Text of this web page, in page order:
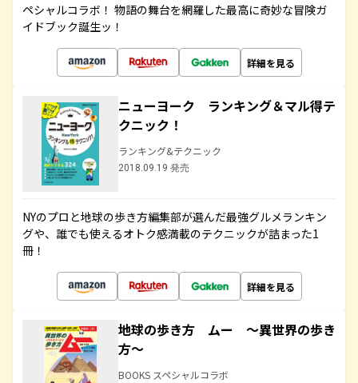
ペシャルコラボ！ 物語の舞台を網羅した最高に奇妙な冒険ガ
イドブック誕生ッ！
詳細を見る
ニューヨーク ランキング＆マル得テ
クニック！
ランキング&テクニック
2018.09.19 発売
NYのプロと地球の歩き方編集部が選んだ最強グルメランキン
グや、誰でも使えるオトク感満載のテクニックが詰まった1
冊！
詳細を見る
地球の歩き方 ムー ～異世界の歩き
方～
BOOKS スペシャルコラボ